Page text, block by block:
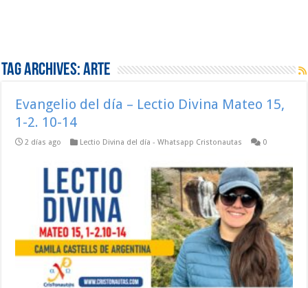
Tag Archives:Arte
Evangelio del día – Lectio Divina Mateo 15,
1-2. 10-14
2 días ago Lectio Divina del día - Whatsapp Cristonautas 0